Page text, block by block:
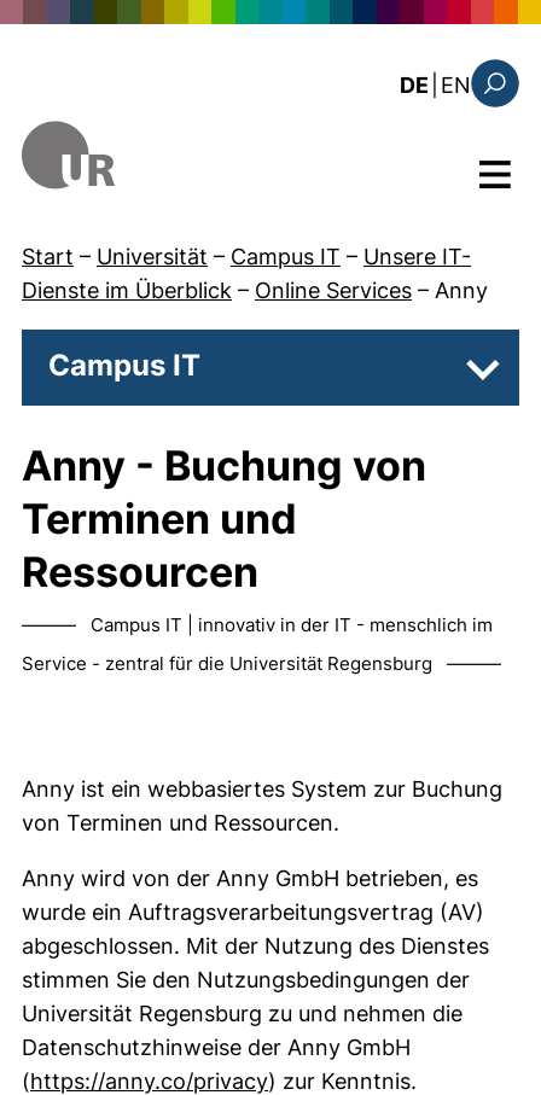
DE EN: this
Menü
Start – Universität – Campus IT – Unsere IT-
Dienste im Überblick – Online Services – Anny
Campus IT
Anny - Buchung von
Terminen und
Ressourcen
——— Campus IT | innovativ in der IT - menschlich im
Service - zentral für die Universität Regensburg ———
Anny ist ein webbasiertes System zur Buchung
von Terminen und Ressourcen.
Anny wird von der Anny GmbH betrieben, es
wurde ein Auftragsverarbeitungsvertrag (AV)
abgeschlossen. Mit der Nutzung des Dienstes
stimmen Sie den Nutzungsbedingungen der
Universität Regensburg zu und nehmen die
Datenschutzhinweise der Anny GmbH
(https://anny.co/privacy(externer Link, öffnet
) zur Kenntnis.